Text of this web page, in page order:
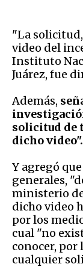
"La
video del
Instituto
Juárez, fue
Además,
solicitud de
dicho video".
Y agregó
generales,
ministerio de
dicho video
por los
cual "no
conocer, por
cualquier